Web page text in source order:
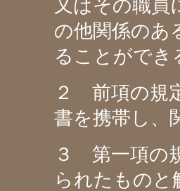
又はその職員
の他関係のあ
ることができ
２ 前項の規
書を携帯し、
３ 第一項の
られたものと